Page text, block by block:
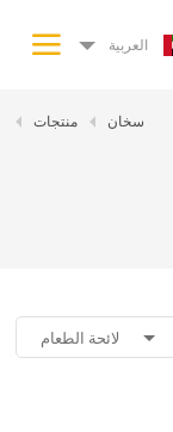
العربية
منتجات سخان
لائحة الطعام